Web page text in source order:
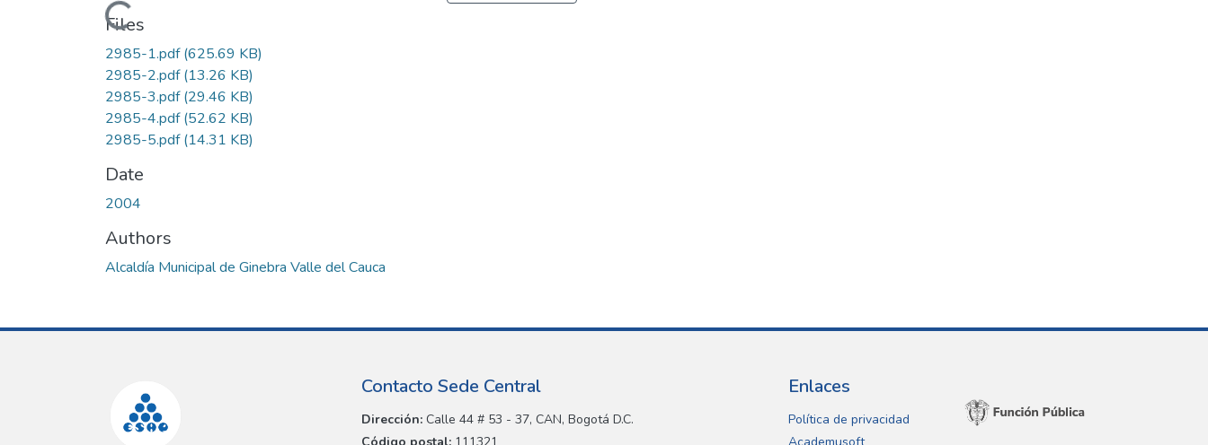
Loading...
Files
2985-1.pdf(625.69 KB)
2985-2.pdf(13.26 KB)
2985-3.pdf(29.46 KB)
2985-4.pdf(52.62 KB)
2985-5.pdf(14.31 KB)
Date
2004
Authors
Alcaldía Municipal de Ginebra Valle del Cauca
Contacto Sede Central
Dirección: Calle 44 # 53 - 37, CAN, Bogotá D.C.
Enlaces
Política de privacidad